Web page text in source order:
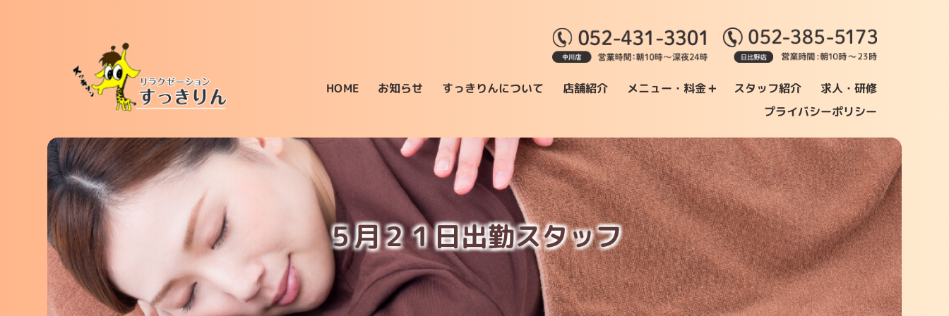
HOME お知らせ すっきりんについて 店舗紹介 メニュー・料金+ スタッフ紹介 求人・研修
プライバシーポリシー
５月２１日出勤スタッフ